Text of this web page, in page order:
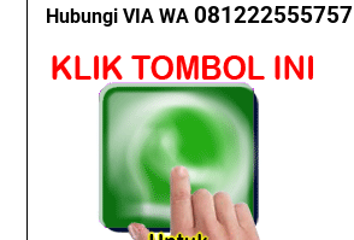
Hubungi VIA WA081222555757